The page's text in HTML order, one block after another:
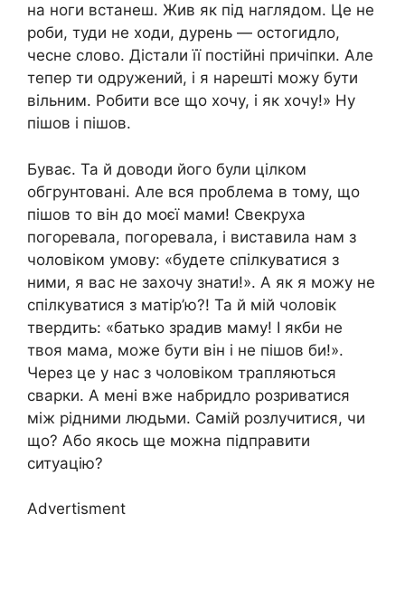
на ноги встанеш. Жив як під наглядом. Це не
роби, туди не ходи, дурень — остогидло,
чесне слово. Дістали її постійні причіпки. Але
тепер ти одружений, і я нарешті можу бути
вільним. Робити все що хочу, і як хочу!» Ну
пішов і пішов.
Буває. Та й доводи його були цілком
обгрунтовані. Але вся проблема в тому, що
пішов то він до моєї мами! Свекруха
погоревала, погоревала, і виставила нам з
чоловіком умову: «будете спілкуватися з
ними, я вас не захочу знати!». А як я можу не
спілкуватися з матір’ю?! Та й мій чоловік
твердить: «батько зрадив маму! І якби не
твоя мама, може бути він і не пішов би!».
Через це у нас з чоловіком трапляються
сварки. А мені вже набридло розриватися
між рідними людьми. Самій розлучитися, чи
що? Або якось ще можна підправити
ситуацію?
Advertisment